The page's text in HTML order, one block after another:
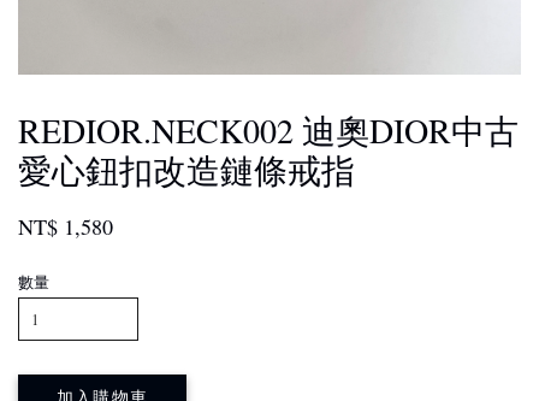
REDIOR.NECK002 迪奧DIOR中古
愛心鈕扣改造鏈條戒指
NT$ 1,580
數量